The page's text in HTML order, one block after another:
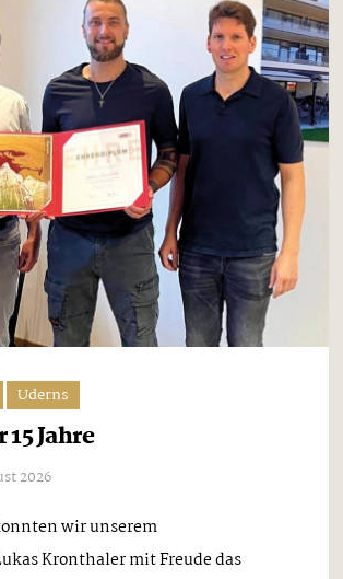
Uderns
Jahre
2026
wir unserem
Kronthaler mit Freude das